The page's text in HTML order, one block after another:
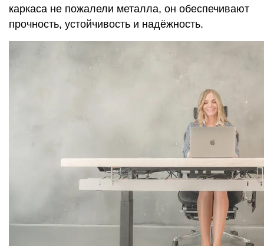
каркаса не пожалели металла, он обеспечивают
прочность, устойчивость и надёжность.